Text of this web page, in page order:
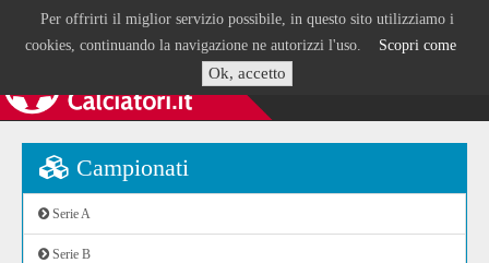
Per offrirti il miglior servizio possibile, in questo sito utilizziamo i
cookies, continuando la navigazione ne autorizzi l'uso. Scopri come
Ok, accetto
Campionati
Serie A
Serie B